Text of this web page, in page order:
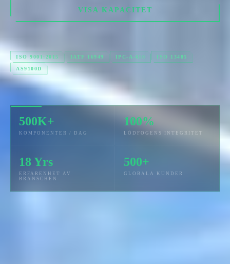
VISA KAPACITET
ISO 9001:2015 IATF 16949 IPC-A-610 ISO 13485
AS9100D
500K+
KOMPONENTER / DAG
100%
LÖDFOGENS INTEGRITET
18 Yrs
ERFARENHET AV
BRANSCHEN
500+
GLOBALA KUNDER